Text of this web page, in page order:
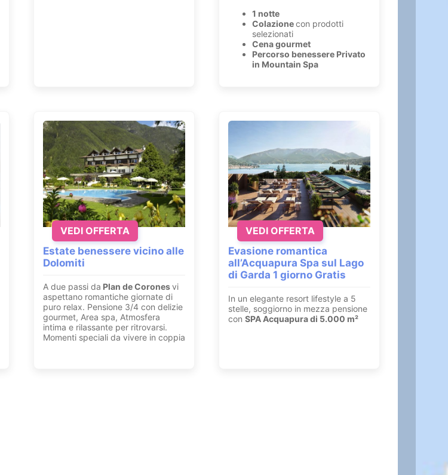
1 notte
Colazionecon prodotti
selezionati
Cena gourmet
Percorso benessere Privato
in Mountain Spa
Estate benessere vicino alle
Dolomiti
A due passi da Plan de Coronesvi
aspettano romantiche giornate di
puro relax. Pensione 3/4 con delizie
gourmet, Area spa, Atmosfera
intima e rilassante per ritrovarsi.
Momenti speciali da vivere in coppia
VEDI OFFERTA
Evasione romantica
all’Acquapura Spa sul Lago
di Garda 1 giorno Gratis
In un elegante resort lifestyle a 5
stelle, soggiorno in mezza pensione
con SPA Acquapura di 5.000 m²
VEDI OFFERTA